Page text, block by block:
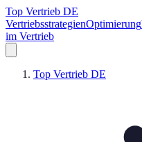
Top Vertrieb DE
VertriebsstrategienOptimierung
im Vertrieb
Top Vertrieb DE